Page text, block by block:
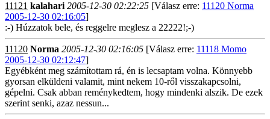
11121 kalahari 2005-12-30 02:22:25 [Válasz erre: 11120 Norma
2005-12-30 02:16:05]
:-) Húzzatok bele, és reggelre meglesz a 22222!;-)
11120 Norma 2005-12-30 02:16:05 [Válasz erre: 11118 Momo
2005-12-30 02:12:47]
Egyébként meg számítottam rá, én is lecsaptam volna. Könnyebb
gyorsan elküldeni valamit, mint nekem 10-ről visszakapcsolni,
gépelni. Csak abban reménykedtem, hogy mindenki alszik. De ezek
szerint senki, azaz nessun...